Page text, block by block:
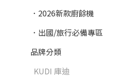
．2026新款廚餘機
．出國/旅行必備專區
品牌分類
KUDI 庫迪